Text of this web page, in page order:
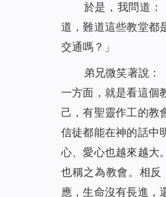
於是，我問道：
道，難道這些教堂都
交通嗎？」
弟兄微笑著說：
一方面，就是看這個
己，有聖靈作工的教
信徒都能在神的話中
心、愛心也越來越大
也稱之為教會。相
應，生命沒有長進，